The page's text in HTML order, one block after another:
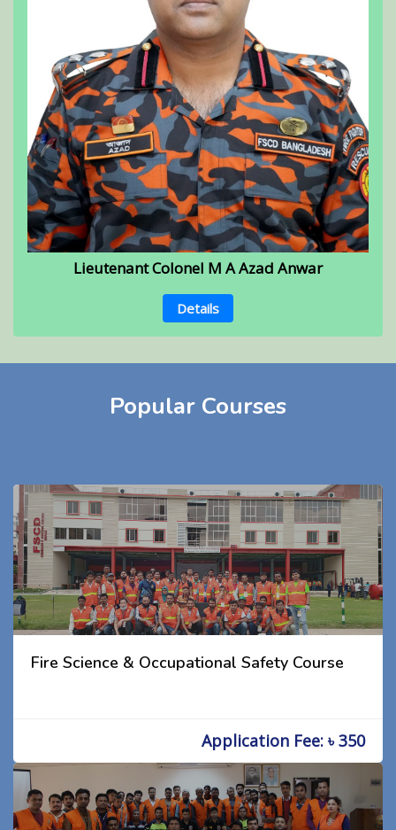
Lieutenant Colonel M A Azad Anwar
Details
Popular Courses
Fire Science & Occupational Safety Course
Application Fee: ৳ 350